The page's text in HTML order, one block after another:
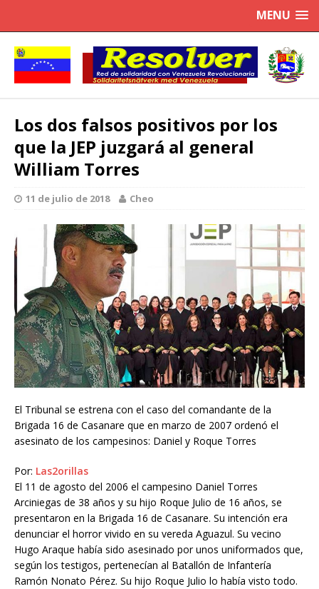
MENU
Los dos falsos positivos por los
que la JEP juzgará al general
William Torres
11 de julio de 2018 Cheo
El Tribunal se estrena con el caso del comandante de la
Brigada 16 de Casanare que en marzo de 2007 ordenó el
asesinato de los campesinos: Daniel y Roque Torres
Por: Las2orillas
El 11 de agosto del 2006 el campesino Daniel Torres
Arciniegas de 38 años y su hijo Roque Julio de 16 años, se
presentaron en la Brigada 16 de Casanare. Su intención era
denunciar el horror vivido en su vereda Aguazul. Su vecino
Hugo Araque había sido asesinado por unos uniformados que,
según los testigos, pertenecían al Batallón de Infantería
Ramón Nonato Pérez. Su hijo Roque Julio lo había visto todo.